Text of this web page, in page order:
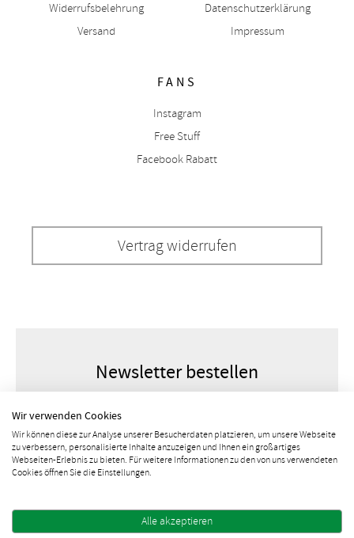
Widerrufsbelehrung
Versand
Datenschutzerklärung
Impressum
FANS
Instagram
Free Stuff
Facebook Rabatt
Vertrag widerrufen
Newsletter bestellen
Wir verwenden Cookies
Wir können diese zur Analyse unserer Besucherdaten platzieren, um unsere Webseite
zu verbessern, personalisierte Inhalte anzuzeigen und Ihnen ein großartiges
Webseiten-Erlebnis zu bieten. Für weitere Informationen zu den von uns verwendeten
Cookies öffnen Sie die Einstellungen.
Alle akzeptieren